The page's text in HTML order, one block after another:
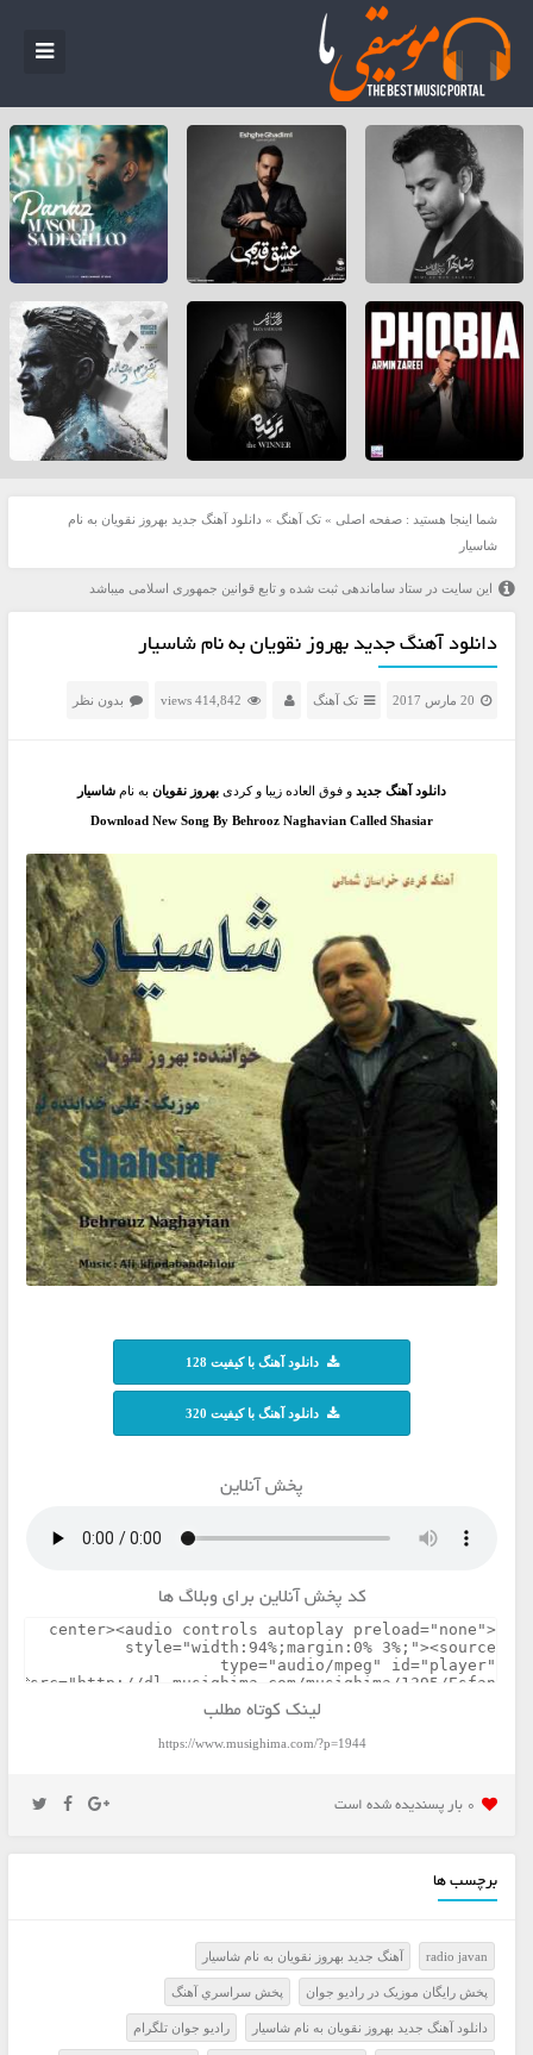
شما اینجا هستید : صفحه اصلی » تک آهنگ » دانلود آهنگ جدید بهروز نقویان به نام
شاسیار
این سایت در ستاد ساماندهی ثبت شده و تابع قوانین جمهوری اسلامی میباشد
دانلود آهنگ جدید بهروز نقویان به نام شاسیار
20 مارس 2017 تک آهنگ 414,842 views بدون نظر
دانلود آهنگ جدیدو فوق العاده زیبا و کردی بهروز نقویانبه نام شاسیار
Download New Song By Behrooz Naghavian Called Shasiar
دانلود آهنگ با کیفیت 128
دانلود آهنگ با کیفیت 320
پخش آنلاین
کد پخش آنلاین برای وبلاگ ها
لینک کوتاه مطلب
https://www.musighima.com/?p=1944
0 بار پسنديده شده است
برچسب ها
radio javan آهنگ جدید بهروز نقویان به نام شاسیار
پخش رايگان موزيک در راديو جوان پخش سراسري آهنگ
دانلود آهنگ جدید بهروز نقویان به نام شاسیار راديو جوان تلگرام